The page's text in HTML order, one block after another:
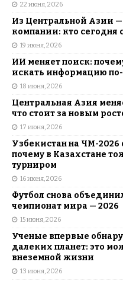
22 июня, 2026
Из Центральной Азии
компании: кто сегодня
19 июня, 2026
ИИ меняет поиск:
искать информацию по-
18 июня, 2026
Центральная Азия
что стоит за новым
17 июня, 2026
Узбекистан на ЧМ-2026
почему в Казахстане
турниром
16 июня, 2026
Футбол снова
чемпионат мира — 2026
15 июня, 2026
Ученые впервые
далеких планет: это
внеземной жизни
13 июня, 2026